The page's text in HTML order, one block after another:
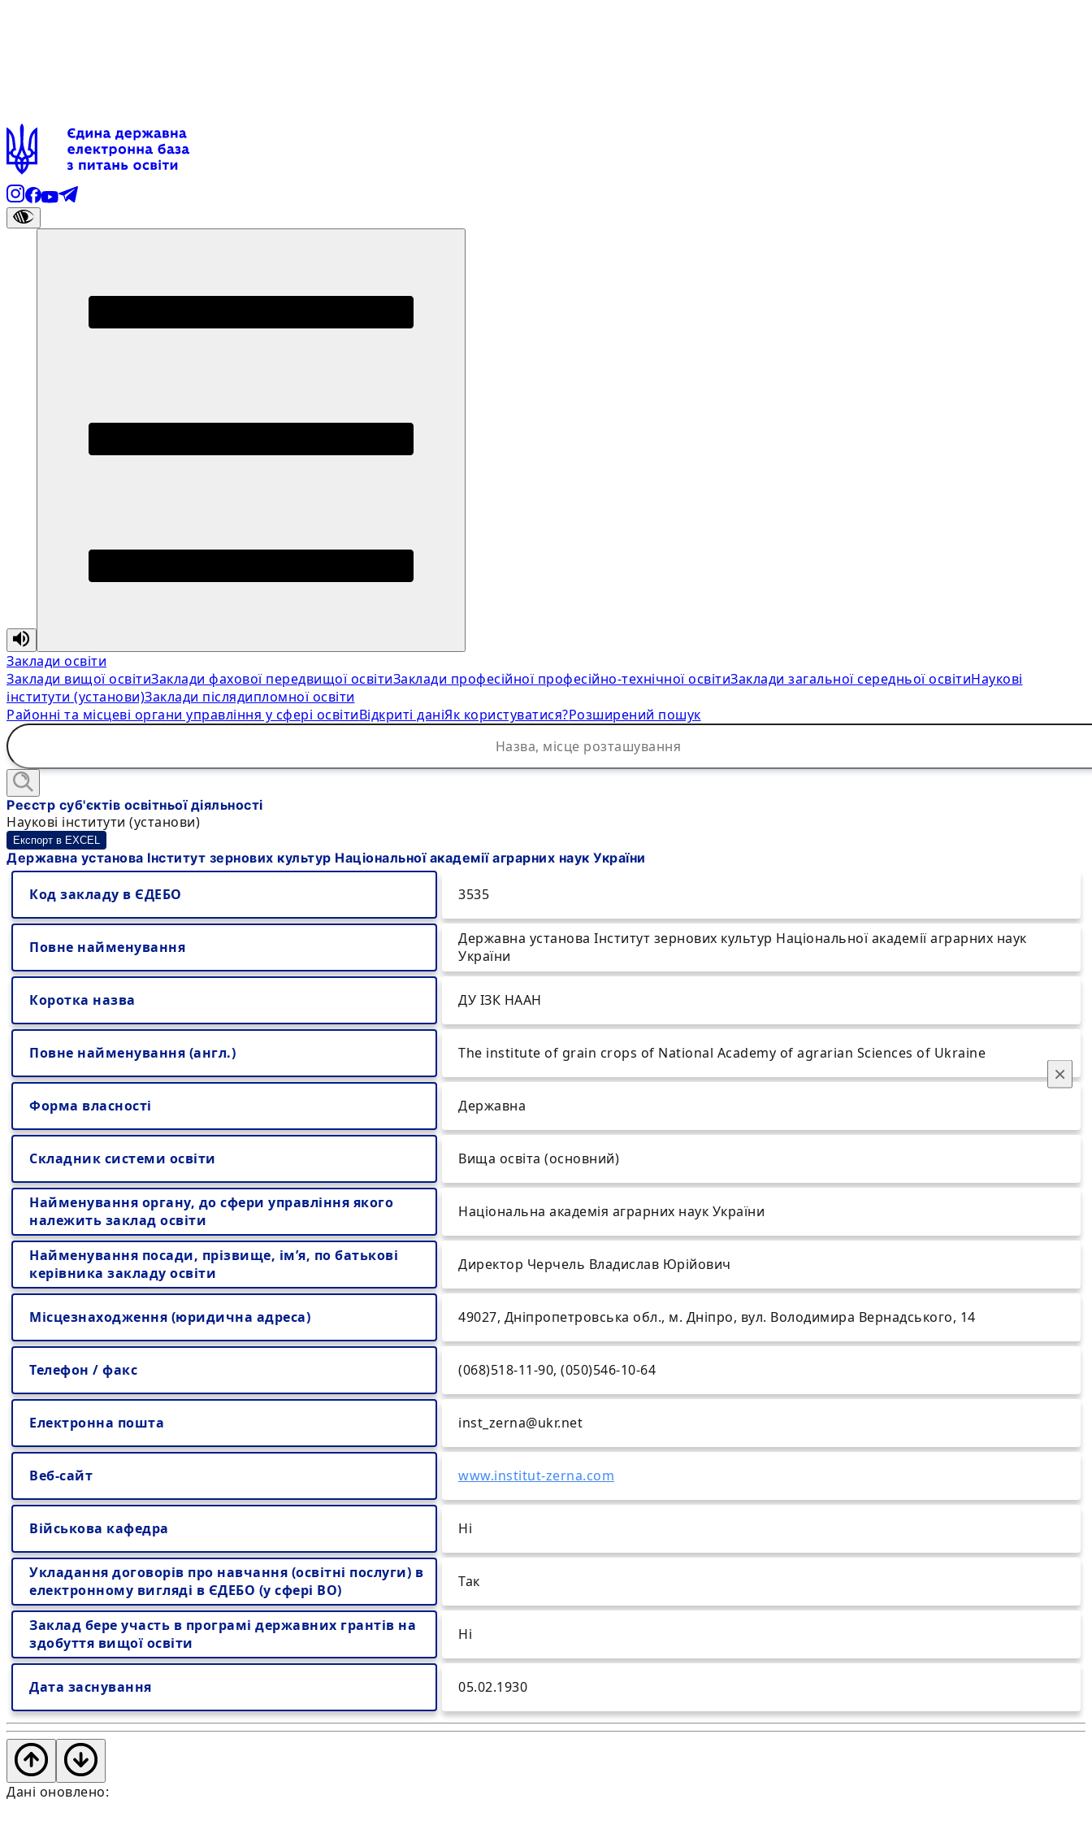
Заклади освіти
Заклади вищої освітиЗаклади фахової передвищої освітиЗаклади професійної професійно-технічної освітиЗаклади загальної середньої освітиНаукові
інститути (установи)Заклади післядипломної освіти
Районні та місцеві органи управління у сфері освітиВідкриті даніЯк користуватися?Розширений пошук
×
Реєстр суб'єктів освітньої діяльності
Наукові інститути (установи)
Експорт в EXCEL
Державна установа Інститут зернових культур Національної академії аграрних наук України
Код закладу в ЄДЕБО 3535
Повне найменування
Державна установа Інститут зернових культур Національної академії аграрних наук
України
Коротка назва ДУ ІЗК НААН
Повне найменування (англ.) The institute of grain crops of National Academy of agrarian Sciences of Ukraine
Форма власності Державна
Складник системи освіти Вища освіта (основний)
Найменування органу, до сфери управління якого
належить заклад освіти
Національна академія аграрних наук України
Найменування посади, прізвище, ім’я, по батькові
керівника закладу освіти
Директор Черчель Владислав Юрійович
Місцезнаходження (юридична адреса) 49027, Дніпропетровська обл., м. Дніпро, вул. Володимира Вернадського, 14
Телефон / факс (068)518-11-90, (050)546-10-64
Електронна пошта inst_zerna@ukr.net
Веб-сайт www.institut-zerna.com
Військова кафедра Ні
Укладання договорів про навчання (освітні послуги) в
електронному вигляді в ЄДЕБО (у сфері ВО)
Так
Заклад бере участь в програмі державних грантів на
здобуття вищої освіти
Ні
Дата заснування 05.02.1930
Дані оновлено: